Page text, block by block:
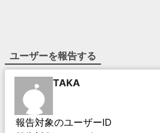
ユーザーを報告する
TAKA
報告対象のユーザーID